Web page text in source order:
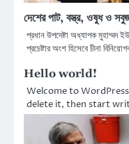
দেশের পাট, বস্ত্র, ওষুধ ও
প্রধান উপদেষ্টা অধ্যাপক মুহাম্মদ
প্রচেষ্টার অংশ হিসেবে চীনা
Hello world!
Welcome to
delete it, then start